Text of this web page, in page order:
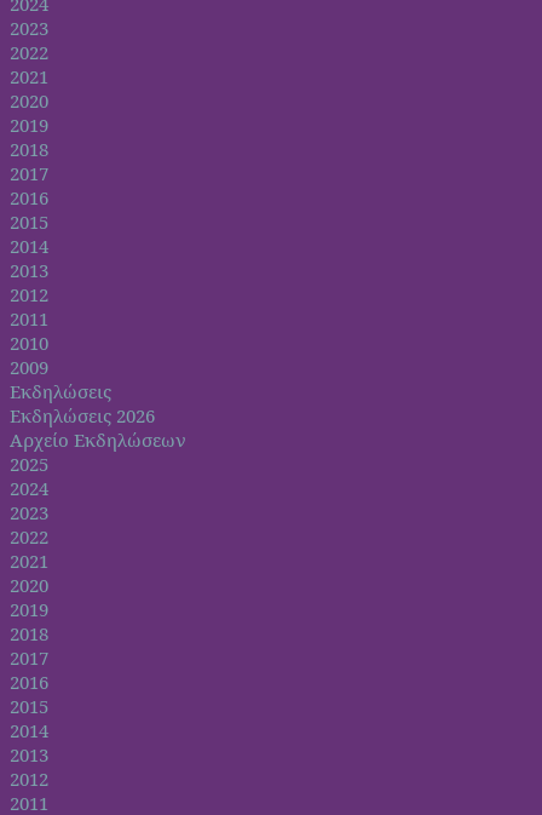
2023
2022
2021
2020
2019
2018
2017
2016
2015
2014
2013
2012
2011
2010
2009
Εκδηλώσεις
Εκδηλώσεις 2026
Αρχείο Εκδηλώσεων
2025
2024
2023
2022
2021
2020
2019
2018
2017
2016
2015
2014
2013
2012
2011